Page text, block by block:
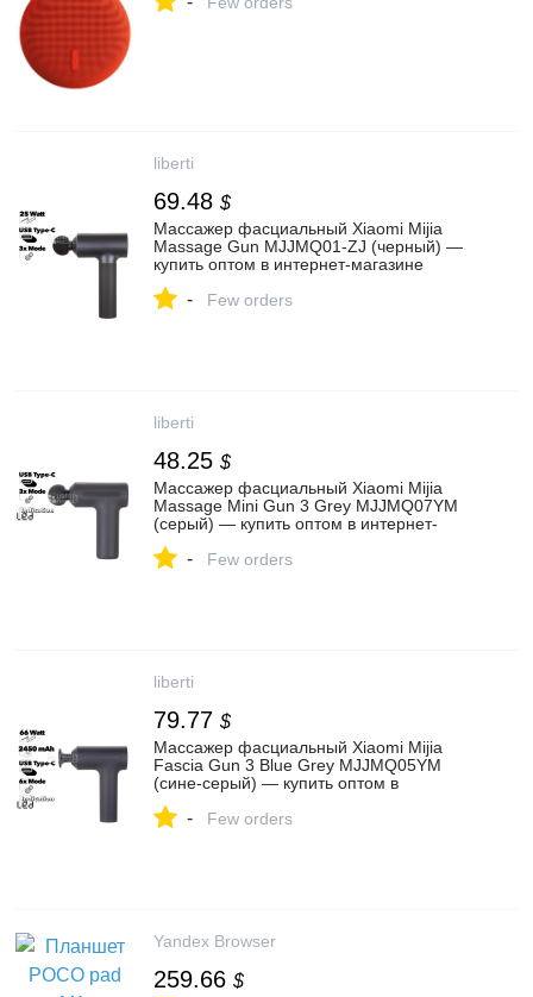
liberti
69.48 $
Массажер фасциальный Xiaomi Mijia
Massage Gun MJJMQ01-ZJ (черный) —
купить оптом в интернет-магазине
- Few orders
liberti
48.25 $
Массажер фасциальный Xiaomi Mijia
Massage Mini Gun 3 Grey MJJMQ07YM
(серый) — купить оптом в интернет-
- Few orders
liberti
79.77 $
Массажер фасциальный Xiaomi Mijia
Fascia Gun 3 Blue Grey MJJMQ05YM
(сине-серый) — купить оптом в
- Few orders
Yandex Browser
259.66 $